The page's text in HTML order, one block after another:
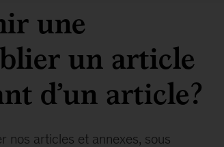
une
un article
d’un article?
nos articles et annexes, sous